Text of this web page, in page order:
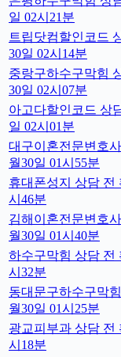
일 02시21분
트립닷컴할인코드
30일 02시14분
중랑구하수구막힘
30일 02시07분
아고다할인코드 상
일 02시01분
대구이혼전문변호
월30일 01시55분
휴대폰성지 상담 전
시46분
김해이혼전문변호
월30일 01시40분
하수구막힘 상담 전
시32분
동대문구하수구막
월30일 01시25분
광교피부과 상담 전
시18분